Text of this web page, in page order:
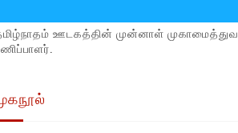
ஊடகத்தின் முன்னாள் முகாமைத்துவ